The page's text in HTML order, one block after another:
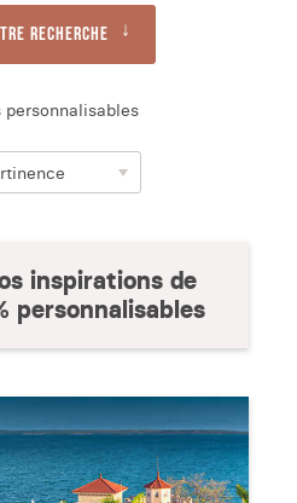
recherche
personnalisables
inspirations de
personnalisables